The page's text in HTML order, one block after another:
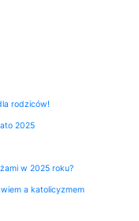
rodziców!
2025
w 2025 roku?
a katolicyzmem